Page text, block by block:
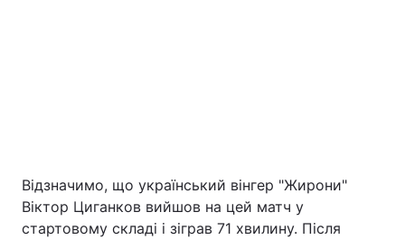
Відзначимо, що український вінгер "Жирони"
Віктор Циганков вийшов на цей матч у
стартовому складі і зіграв 71 хвилину. Після